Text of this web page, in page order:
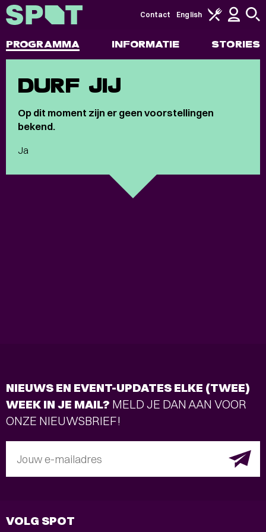
PROGRAMMA INFORMATIE STORIES
Contact English
DURF JIJ
Op dit moment zijn er geen voorstellingen
bekend.
Ja
NIEUWS EN EVENT-UPDATES ELKE (TWEE)
WEEK IN JE MAIL? MELD JE DAN AAN VOOR
ONZE NIEUWSBRIEF!
Jouw e-mailadres
VOLG SPOT